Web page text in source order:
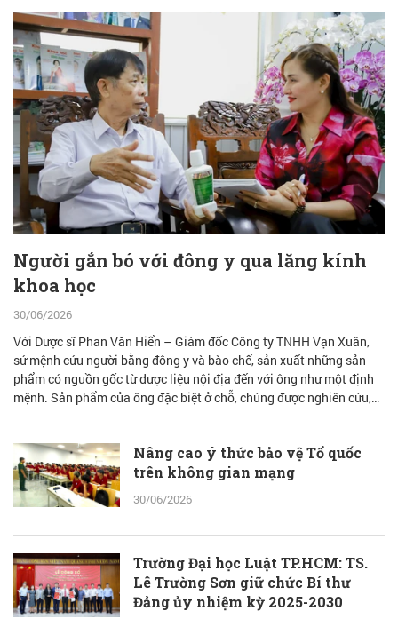
Người gắn bó với đông y qua lăng kính
khoa học
30/06/2026
Với Dược sĩ Phan Văn Hiển – Giám đốc Công ty TNHH Vạn Xuân,
sứ mệnh cứu người bằng đông y và bào chế, sản xuất những sản
phẩm có nguồn gốc từ dược liệu nội địa đến với ông như một định
mệnh. Sản phẩm của ông đặc biệt ở chỗ, chúng được nghiên cứu,
Nâng cao ý thức bảo vệ Tổ quốc
trên không gian mạng
30/06/2026
Trường Đại học Luật TP.HCM: TS.
Lê Trường Sơn giữ chức Bí thư
Đảng ủy nhiệm kỳ 2025-2030